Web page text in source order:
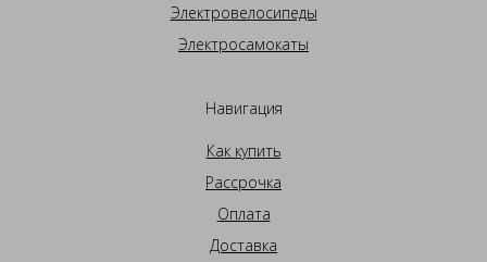
Электровелосипеды
Электросамокаты
Навигация
Как купить
Рассрочка
Оплата
Доставка